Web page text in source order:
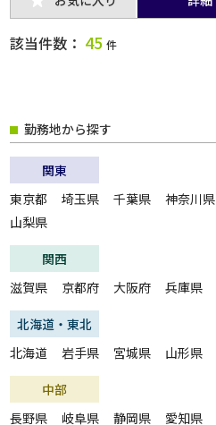
該当件数： 45 件
勤務地から探す
関東
東京都
埼玉県 千葉県 神奈川県
山梨県
関西
滋賀県
京都府 大阪府 兵庫県
北海道・東北
北海道
岩手県 宮城県 山形県
中部
長野県
岐阜県 静岡県 愛知県